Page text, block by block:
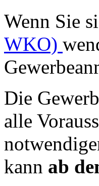
Wenn Sie
WKO)
Die
alle
kann ab